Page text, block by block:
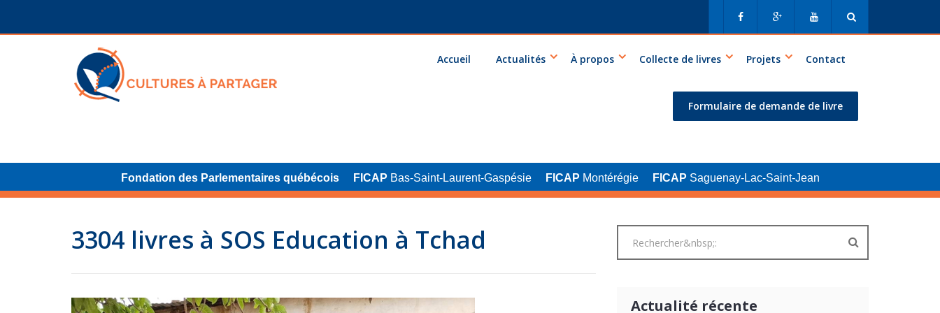
Accueil Actualités À propos Collecte de livres Projets Contact
Formulaire de demande de livre
Fondation des Parlementaires québécois FICAP Bas-Saint-Laurent-Gaspésie FICAP Montérégie FICAP Saguenay-Lac-Saint-Jean
3304 livres à SOS Education à Tchad
Actualité récente